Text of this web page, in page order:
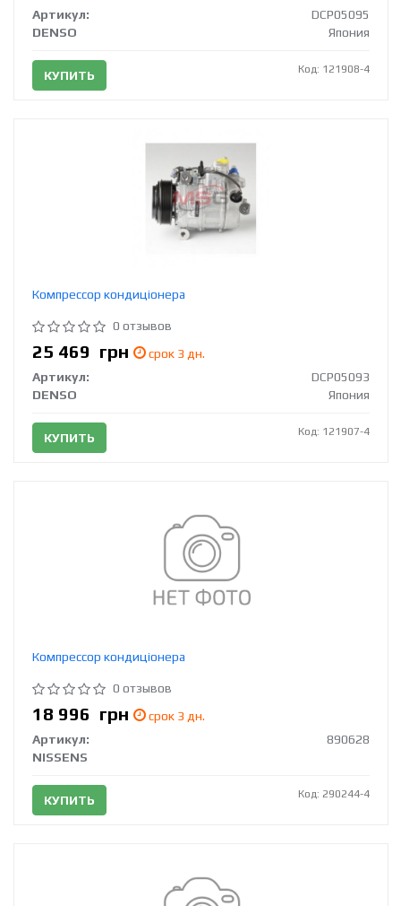
Артикул:
DCP05095
DENSO
Япония
КУПИТЬ Код: 121908-4
Компрессор кондиціонера
0 отзывов
25 469 грн
срок 3 дн.
Артикул:
DCP05093
DENSO
Япония
КУПИТЬ Код: 121907-4
Компрессор кондиціонера
0 отзывов
18 996 грн
срок 3 дн.
Артикул:
890628
NISSENS
КУПИТЬ Код: 290244-4